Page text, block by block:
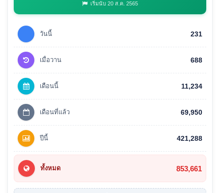
เริ่มนับ 20 ส.ค. 2565
วันนี้ 231
เมื่อวาน 688
เดือนนี้ 11,234
เดือนที่แล้ว 69,950
ปีนี้ 421,288
ทั้งหมด 853,661